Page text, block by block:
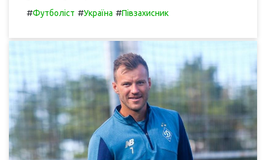
#Футболіст #Україна #Півзахисник